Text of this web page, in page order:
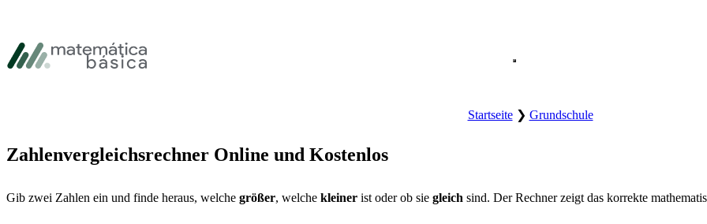
Zur Fußzeile springen
Startseite❯ Grundschule
Zahlenvergleichsrechner Online und Kostenlos
Gib zwei Zahlen ein und finde heraus, welche größer, welche kleiner ist oder ob sie gleich sind. Der Rechner zeigt das korrekte